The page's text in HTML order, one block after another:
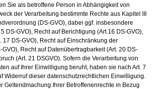
Sie als betroffene Person in Abhängigkeit von
der Verarbeitung bestimmte Rechte aus Kapitel III
(DS-GVO), dabei ggf. insbesondere
DS-GVO), Recht auf Berichtigung (Art.16 DS-GVO),
17 DS-GVO), Recht auf Einschränkung der
Recht auf Datenübertragbarkeit (Art. 20 DS-
(Art. 21 DSGVO). Sofern die Verarbeitung von
auf Ihrer Einwilligung beruht, haben sie nach Art. 7
Widerruf dieser datenschutzrechtlichen Einwilligung.
Geltendmachung Ihrer Betroffenenrechte in Bezug